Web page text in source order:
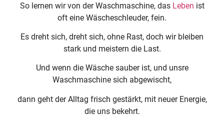
So lernen wir von der Waschmaschine, das Leben ist
oft eine Wäscheschleuder, fein.
Es dreht sich, dreht sich, ohne Rast, doch wir bleiben
stark und meistern die Last.
Und wenn die Wäsche sauber ist, und unsre
Waschmaschine sich abgewischt,
dann geht der Alltag frisch gestärkt, mit neuer Energie,
die uns bekehrt.